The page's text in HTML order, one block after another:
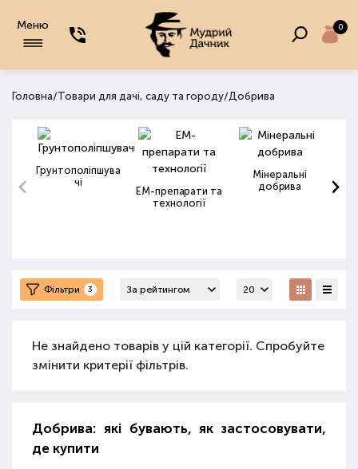
Меню 0
Головна/Товари для дачі, саду та городу/Добрива
Грунтополіпшува
чі
ЕМ-препарати та
технології
Мінеральні
добрива
Фільтри 3
Не знайдено товарів у цій категорії. Спробуйте
змінити критерії фільтрів.
Добрива: які бувають, як застосовувати,
де купити